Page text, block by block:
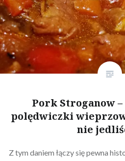
Pork Stroganow
polędwiczki
nie
Z tym daniem łączy się pewna